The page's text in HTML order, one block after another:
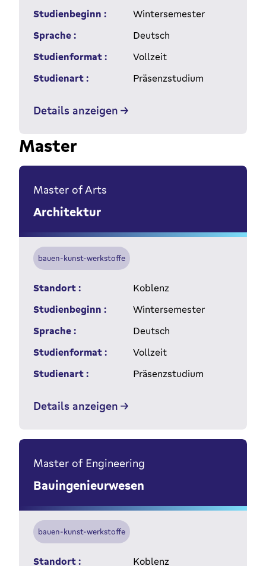
Studienbeginn :
Wintersemester
Sprache :
Deutsch
Studienformat :
Vollzeit
Studienart :
Präsenzstudium
Details anzeigen
Master
Master of Arts
Architektur
bauen-kunst-werkstoffe
Standort :
Koblenz
Studienbeginn :
Wintersemester
Sprache :
Deutsch
Studienformat :
Vollzeit
Studienart :
Präsenzstudium
Details anzeigen
Master of Engineering
Bauingenieurwesen
bauen-kunst-werkstoffe
Standort : Koblenz